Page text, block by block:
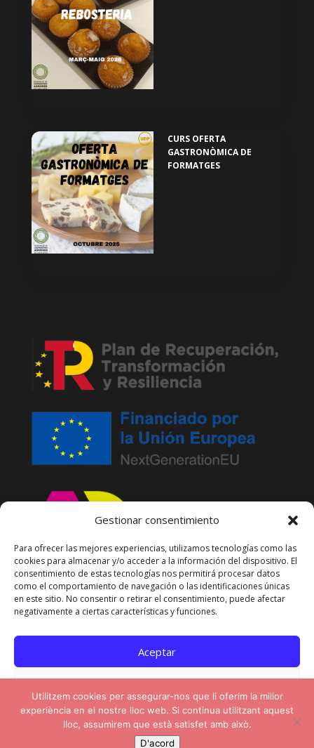
Gestionar consentimiento
Para ofrecer las mejores experiencias, utilizamos tecnologías como las
cookies para almacenar y/o acceder a la información del dispositivo. El
consentimiento de estas tecnologías nos permitirá procesar datos
como el comportamiento de navegación o las identificaciones únicas
en este sitio. No consentir o retirar el consentimiento, puede afectar
negativamente a ciertas características y funciones.
Aceptar
Denegar
Ver preferencias
CURS OFERTA
GASTRONÒMICA DE
FORMATGES
Digital – Diseño Web y Marketing Digital
en Barcelona
| Copyright UDP Formacio
by
Alba Molas
Utilitzem cookies per assegurar-nos que li oferim la millor
experiència en el nostre lloc web. Si continua utilitzant aquest
lloc, assumirem que està satisfet amb això.
D'acord